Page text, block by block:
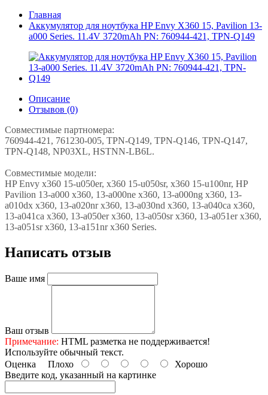
Главная
Аккумулятор для ноутбука HP Envy X360 15, Pavilion 13-
a000 Series. 11.4V 3720mAh PN: 760944-421, TPN-Q149
Описание
Отзывов (0)
Совместимые партномера:
760944-421, 761230-005, TPN-Q149, TPN-Q146, TPN-Q147,
TPN-Q148, NP03XL, HSTNN-LB6L.
Совместимые модели:
HP Envy x360 15-u050er, x360 15-u050sr, x360 15-u100nr, HP
Pavilion 13-a000 x360, 13-a000ne x360, 13-a000ng x360, 13-
a010dx x360, 13-a020nr x360, 13-a030nd x360, 13-a040ca x360,
13-a041ca x360, 13-a050er x360, 13-a050sr x360, 13-a051er x360,
13-a051sr x360, 13-a151nr x360 Series.
Написать отзыв
Ваше имя
Ваш отзыв
Примечание: HTML разметка не поддерживается!
Используйте обычный текст.
Оценка Плохо
Хорошо
Введите код, указанный на картинке